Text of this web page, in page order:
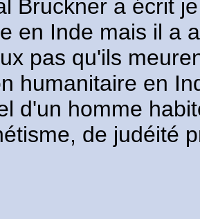
Bruckner a écrit
en Inde mais il a
pas qu'ils
humanitaire en
d'un homme
de judéité